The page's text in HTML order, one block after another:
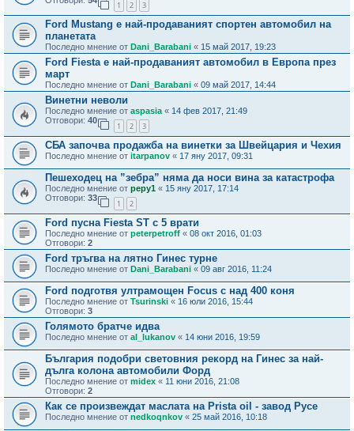
1 2 3
Ford Mustang е най-продаваният спортен автомобил на
планетата
Последно мнение от Dani_Barabani « 15 май 2017, 19:23
Ford Fiesta е най-продаваният автомобил в Европа през
март
Последно мнение от Dani_Barabani « 09 май 2017, 14:44
Винетни неволи
Последно мнение от aspasia « 14 фев 2017, 21:49
Отговори: 40
1 2 3
СБА започва продажба на винетки за Швейцария и Чехия
Последно мнение от itarpanov « 17 яну 2017, 09:31
Пешеходец на ”зебра” няма да носи вина за катастрофа
Последно мнение от pepy1 « 15 яну 2017, 17:14
Отговори: 33
1 2
Ford пусна Fiesta ST с 5 врати
Последно мнение от peterpetroff « 08 окт 2016, 01:03
Отговори: 2
Ford тръгва на лятно Гинес турне
Последно мнение от Dani_Barabani « 09 авг 2016, 11:24
Ford подготвя ултрамощен Focus с над 400 коня
Последно мнение от Tsurinski « 16 юли 2016, 15:44
Отговори: 3
Голямото братче идва
Последно мнение от al_lukanov « 14 юни 2016, 19:59
България подобри световния рекорд на Гинес за най-
дълга колона автомобили Форд
Последно мнение от midex « 11 юни 2016, 21:08
Отговори: 2
Как се произвеждат маслата на Prista oil - завод Русе
Последно мнение от nedkoqnkov « 25 май 2016, 10:18